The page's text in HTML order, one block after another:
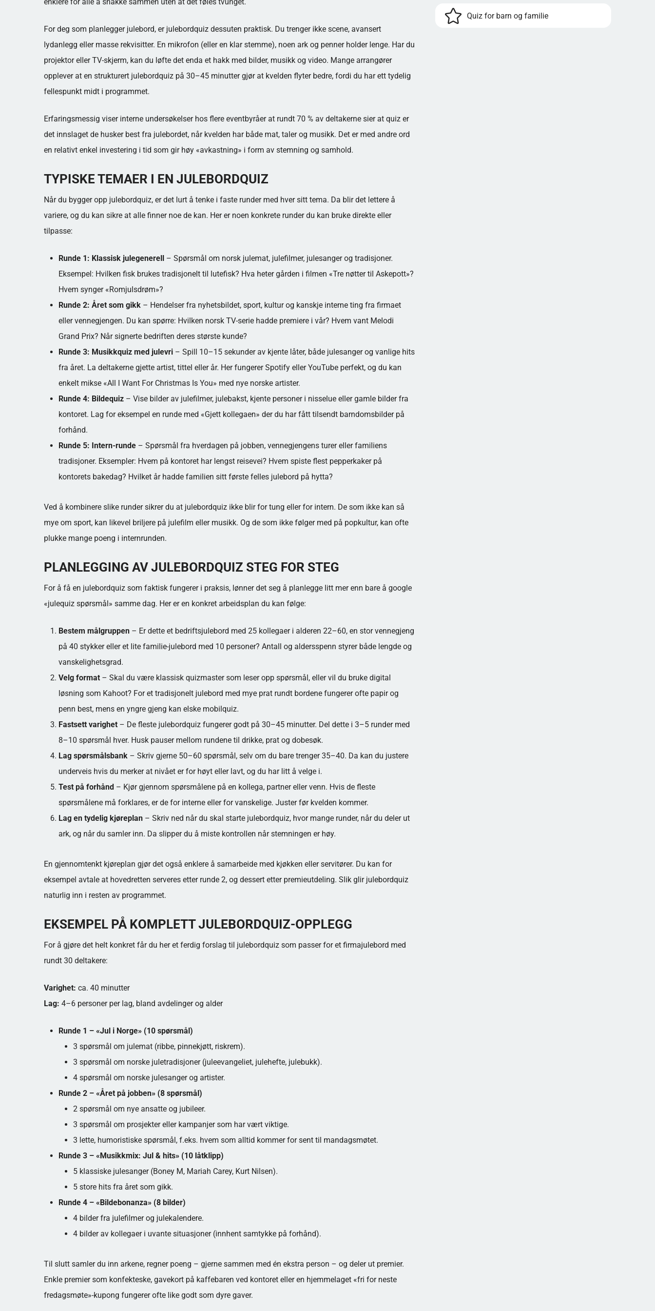
For deg som planlegger julebord, er julebordquiz dessuten praktisk. Du trenger ikke scene, avansert
lydanlegg eller masse rekvisitter. En mikrofon (eller en klar stemme), noen ark og penner holder lenge. Har du
projektor eller TV-skjerm, kan du løfte det enda et hakk med bilder, musikk og video. Mange arrangører
opplever at en strukturert julebordquiz på 30–45 minutter gjør at kvelden flyter bedre, fordi du har ett tydelig
fellespunkt midt i programmet.
Erfaringsmessig viser interne undersøkelser hos flere eventbyråer at rundt 70 % av deltakerne sier at quiz er
det innslaget de husker best fra julebordet, når kvelden har både mat, taler og musikk. Det er med andre ord
en relativt enkel investering i tid som gir høy «avkastning» i form av stemning og samhold.
TYPISKE TEMAER I EN JULEBORDQUIZ
Når du bygger opp julebordquiz, er det lurt å tenke i faste runder med hver sitt tema. Da blir det lettere å
variere, og du kan sikre at alle finner noe de kan. Her er noen konkrete runder du kan bruke direkte eller
tilpasse:
Runde 1: Klassisk julegenerell – Spørsmål om norsk julemat, julefilmer, julesanger og tradisjoner.
Eksempel: Hvilken fisk brukes tradisjonelt til lutefisk? Hva heter gården i filmen «Tre nøtter til Askepott»?
Hvem synger «Romjulsdrøm»?
Runde 2: Året som gikk – Hendelser fra nyhetsbildet, sport, kultur og kanskje interne ting fra firmaet
eller vennegjengen. Du kan spørre: Hvilken norsk TV-serie hadde premiere i vår? Hvem vant Melodi
Grand Prix? Når signerte bedriften deres største kunde?
Runde 3: Musikkquiz med julevri – Spill 10–15 sekunder av kjente låter, både julesanger og vanlige hits
fra året. La deltakerne gjette artist, tittel eller år. Her fungerer Spotify eller YouTube perfekt, og du kan
enkelt mikse «All I Want For Christmas Is You» med nye norske artister.
Runde 4: Bildequiz – Vise bilder av julefilmer, julebakst, kjente personer i nisselue eller gamle bilder fra
kontoret. Lag for eksempel en runde med «Gjett kollegaen» der du har fått tilsendt barndomsbilder på
forhånd.
Runde 5: Intern-runde – Spørsmål fra hverdagen på jobben, vennegjengens turer eller familiens
tradisjoner. Eksempler: Hvem på kontoret har lengst reisevei? Hvem spiste flest pepperkaker på
kontorets bakedag? Hvilket år hadde familien sitt første felles julebord på hytta?
Ved å kombinere slike runder sikrer du at julebordquiz ikke blir for tung eller for intern. De som ikke kan så
mye om sport, kan likevel briljere på julefilm eller musikk. Og de som ikke følger med på popkultur, kan ofte
plukke mange poeng i internrunden.
PLANLEGGING AV JULEBORDQUIZ STEG FOR STEG
For å få en julebordquiz som faktisk fungerer i praksis, lønner det seg å planlegge litt mer enn bare å google
«julequiz spørsmål» samme dag. Her er en konkret arbeidsplan du kan følge:
Bestem målgruppen – Er dette et bedriftsjulebord med 25 kollegaer i alderen 22–60, en stor vennegjeng
på 40 stykker eller et lite familie-julebord med 10 personer? Antall og aldersspenn styrer både lengde og
vanskelighetsgrad.
Velg format – Skal du være klassisk quizmaster som leser opp spørsmål, eller vil du bruke digital
løsning som Kahoot? For et tradisjonelt julebord med mye prat rundt bordene fungerer ofte papir og
penn best, mens en yngre gjeng kan elske mobilquiz.
Fastsett varighet – De fleste julebordquiz fungerer godt på 30–45 minutter. Del dette i 3–5 runder med
8–10 spørsmål hver. Husk pauser mellom rundene til drikke, prat og dobesøk.
Lag spørsmålsbank – Skriv gjerne 50–60 spørsmål, selv om du bare trenger 35–40. Da kan du justere
underveis hvis du merker at nivået er for høyt eller lavt, og du har litt å velge i.
Test på forhånd – Kjør gjennom spørsmålene på en kollega, partner eller venn. Hvis de fleste
spørsmålene må forklares, er de for interne eller for vanskelige. Juster før kvelden kommer.
Lag en tydelig kjøreplan – Skriv ned når du skal starte julebordquiz, hvor mange runder, når du deler ut
ark, og når du samler inn. Da slipper du å miste kontrollen når stemningen er høy.
En gjennomtenkt kjøreplan gjør det også enklere å samarbeide med kjøkken eller servitører. Du kan for
eksempel avtale at hovedretten serveres etter runde 2, og dessert etter premieutdeling. Slik glir julebordquiz
naturlig inn i resten av programmet.
EKSEMPEL PÅ KOMPLETT JULEBORDQUIZ-OPPLEGG
For å gjøre det helt konkret får du her et ferdig forslag til julebordquiz som passer for et firmajulebord med
rundt 30 deltakere:
Varighet: ca. 40 minutter
Lag: 4–6 personer per lag, bland avdelinger og alder
Runde 1 – «Jul i Norge» (10 spørsmål)
3 spørsmål om julemat (ribbe, pinnekjøtt, riskrem).
3 spørsmål om norske juletradisjoner (juleevangeliet, julehefte, julebukk).
4 spørsmål om norske julesanger og artister.
Runde 2 – «Året på jobben» (8 spørsmål)
2 spørsmål om nye ansatte og jubileer.
3 spørsmål om prosjekter eller kampanjer som har vært viktige.
3 lette, humoristiske spørsmål, f.eks. hvem som alltid kommer for sent til mandagsmøtet.
Runde 3 – «Musikkmix: Jul & hits» (10 låtklipp)
5 klassiske julesanger (Boney M, Mariah Carey, Kurt Nilsen).
5 store hits fra året som gikk.
Runde 4 – «Bildebonanza» (8 bilder)
4 bilder fra julefilmer og julekalendere.
4 bilder av kollegaer i uvante situasjoner (innhent samtykke på forhånd).
Til slutt samler du inn arkene, regner poeng – gjerne sammen med én ekstra person – og deler ut premier.
Enkle premier som konfekteske, gavekort på kaffebaren ved kontoret eller en hjemmelaget «fri for neste
fredagsmøte»-kupong fungerer ofte like godt som dyre gaver.
Quiz for barn og familie